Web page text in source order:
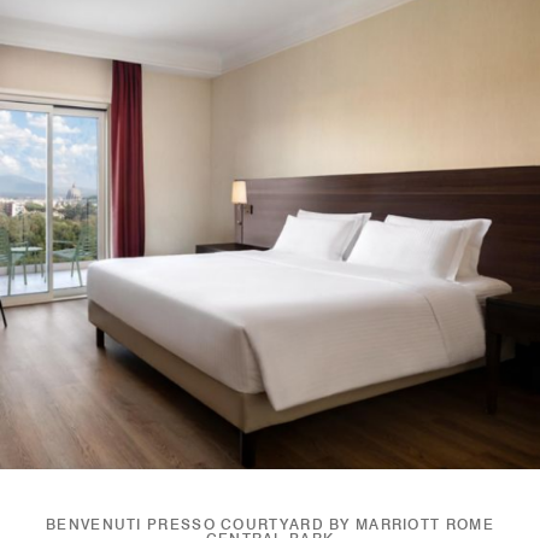
BENVENUTI PRESSO COURTYARD BY MARRIOTT ROME